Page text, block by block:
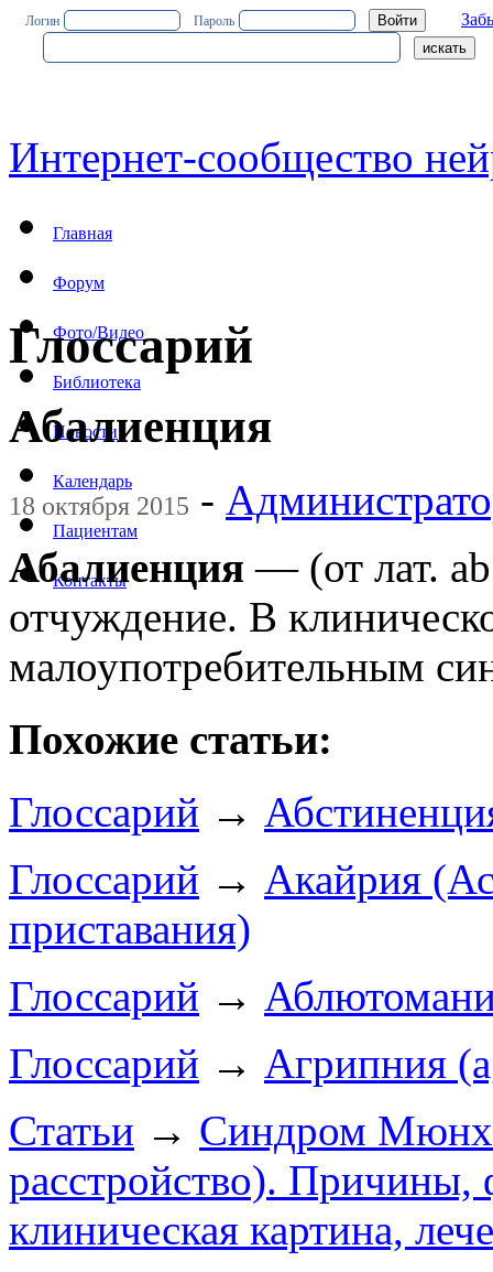
Логин Пароль
Интернет-сообщество
Главная
Форум
Фото/Видео
Библиотека
Новости
Календарь
Пациентам
Контакты
Глоссарий
Абалиенция
18 октября 2015 -
Абалиенция— (от лат.
отчуждение. В
малоупотребительным
Похожие статьи:
Глоссарий →
Глоссарий → Акайрия
приставания)
Глоссарий →
Глоссарий → Агрипния
Статьи → Синдром
расстройство). Причины,
клиническая картина,